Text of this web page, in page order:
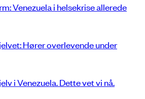
Venezuela i helsekrise allerede
Hører overlevende under
i Venezuela. Dette vet vi nå.